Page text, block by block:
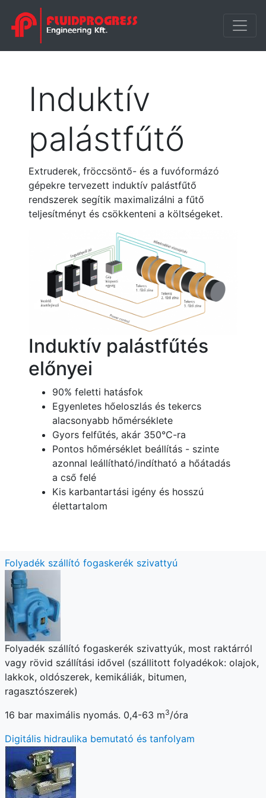
Induktív
palástfűtő
Extruderek, fröccsöntő- és a fuvóformázó
gépekre tervezett induktív palástfűtő
rendszerek segítik maximalizálni a fűtő
teljesítményt és csökkenteni a költségeket.
Induktív palástfűtés
előnyei
90% feletti hatásfok
Egyenletes hőeloszlás és tekercs
alacsonyabb hőmérséklete
Gyors felfűtés, akár 350°C-ra
Pontos hőmérséklet beállítás - szinte
azonnal leállítható/indítható a hőátadás
a cső felé
Kis karbantartási igény és hosszú
élettartalom
Folyadék szállító fogaskerék szivattyú
Folyadék szállító fogaskerék szivattyúk, most raktárról
vagy rövid szállítási idővel (szállitott folyadékok: olajok,
lakkok, oldószerek, kemikáliák, bitumen,
ragasztószerek)
16 bar maximális nyomás. 0,4-63 m3/óra
Digitális hidraulika bemutató és tanfolyam